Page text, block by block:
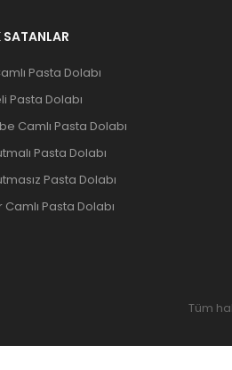
SATANLAR
Pasta Dolabı
Pasta Dolabı
Camlı Pasta Dolabı
Pasta Dolabı
Pasta Dolabı
Camlı Pasta Dolabı
Tüm